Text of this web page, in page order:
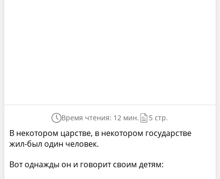
Время чтения: 12 мин. 5 стр.
В некотором царстве, в некотором государстве
жил-был один человек.
Вот однажды он и говорит своим детям: